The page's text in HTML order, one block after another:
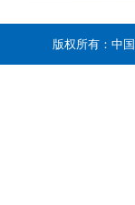
版权所有：中